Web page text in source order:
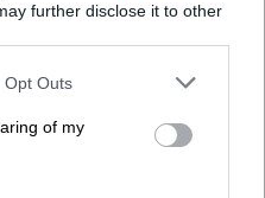
further disclose it to other
Opt Outs
of my